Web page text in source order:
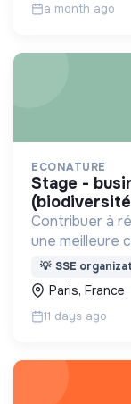
a month ago
ECONATURE
stage - business dev & partenariats b2b
Contribuer à
une meilleure
l’écologie
💡 SSE
Paris, France
11 days ago